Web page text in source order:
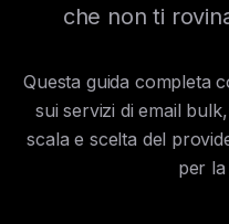
che non ti
Questa guida completa
sui servizi di email
scala e scelta del
per la